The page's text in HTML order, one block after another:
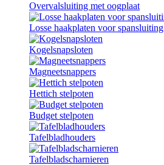
Overvalsluiting met oogplaat
Losse haakplaten voor spansluiting
Kogelsnapsloten
Magneetsnappers
Hettich stelpoten
Budget stelpoten
Tafelbladhouders
Tafelbladscharnieren